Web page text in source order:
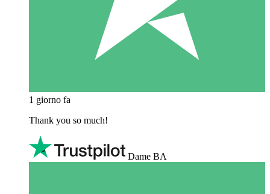
1 giorno fa
Thank you so much!
Dame BA